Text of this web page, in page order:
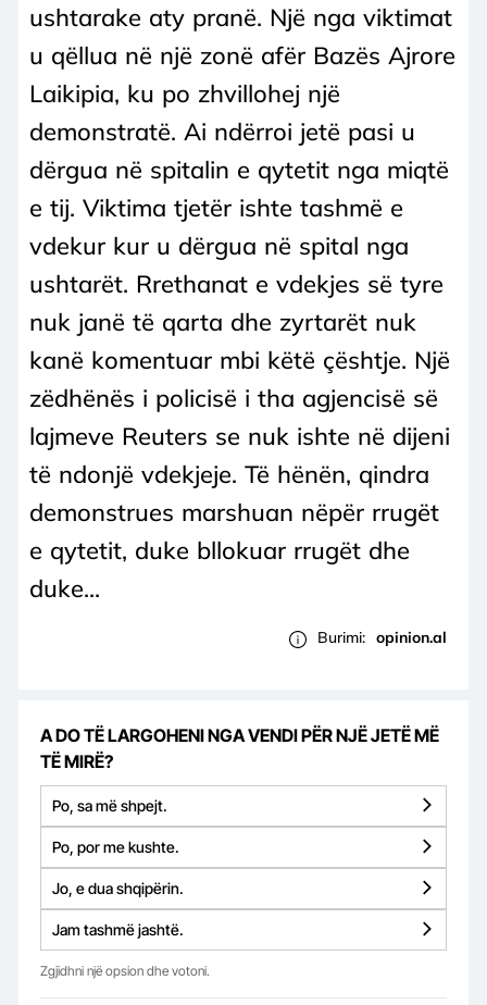
ushtarake aty pranë. Një nga viktimat
u qëllua në një zonë afër Bazës Ajrore
Laikipia, ku po zhvillohej një
demonstratë. Ai ndërroi jetë pasi u
dërgua në spitalin e qytetit nga miqtë
e tij. Viktima tjetër ishte tashmë e
vdekur kur u dërgua në spital nga
ushtarët. Rrethanat e vdekjes së tyre
nuk janë të qarta dhe zyrtarët nuk
kanë komentuar mbi këtë çështje. Një
zëdhënës i policisë i tha agjencisë së
lajmeve Reuters se nuk ishte në dijeni
të ndonjë vdekjeje. Të hënën, qindra
demonstrues marshuan nëpër rrugët
e qytetit, duke bllokuar rrugët dhe
duke...
Burimi: opinion.al
A DO TË LARGOHENI NGA VENDI PËR NJË JETË MË
TË MIRË?
Po, sa më shpejt.
Po, por me kushte.
Jo, e dua shqipërin.
Jam tashmë jashtë.
Zgjidhni një opsion dhe votoni.